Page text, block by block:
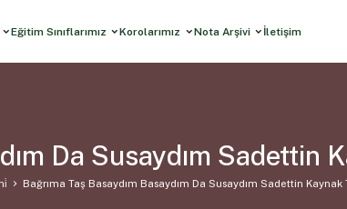
Eğitim Sınıflarımız Korolarımız Nota Arşivi İletişim
Da Susaydım Sadettin
Bağrıma Taş Basaydım Basaydım Da Susaydım Sadettin Kaynak